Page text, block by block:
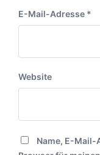
E-Mail-Adresse *
Website
Name, E-Mail-